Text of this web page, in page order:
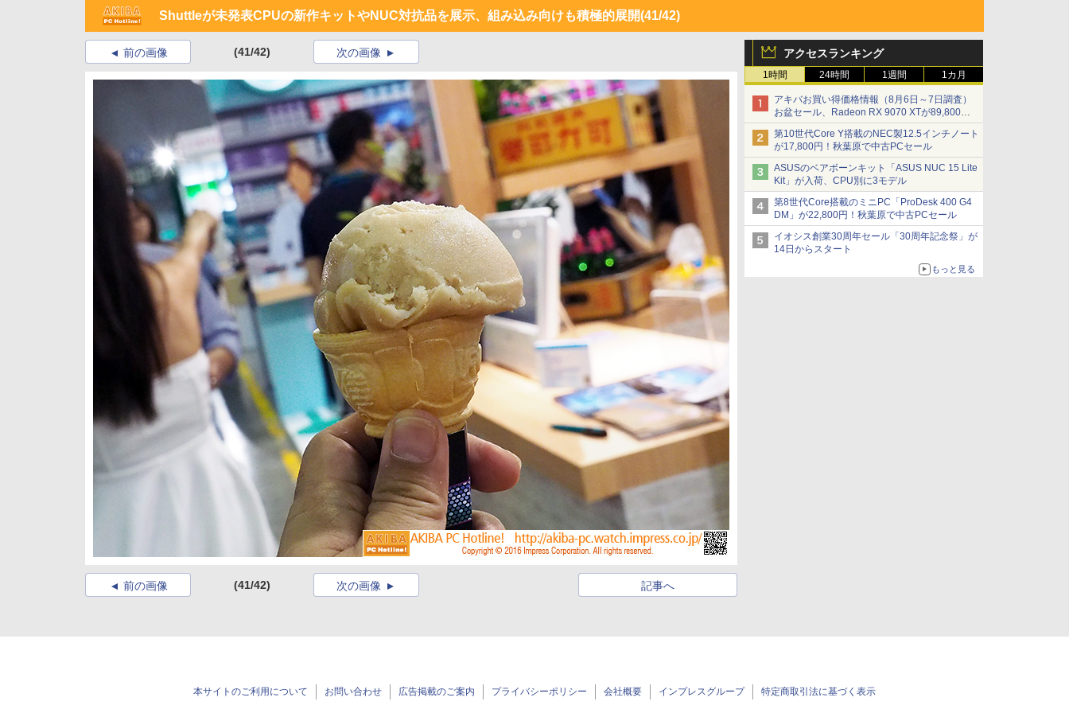
Shuttleが未発表CPUの新作キットやNUC対抗品を展示、組み込み向けも積極的展開(41/42)
アクセスランキング
1時間 24時間 1週間 1カ月
アキバお買い得価格情報（8月6日～7日調査）
お盆セール、Radeon RX 9070 XTが89,800
円、水平周波数24.8kHz対応の17型モニターが
9,801円、暑さ指数連動セール ほか
第10世代Core Y搭載のNEC製12.5インチノート
が17,800円！秋葉原で中古PCセール
ASUSのベアボーンキット「ASUS NUC 15 Lite
Kit」が入荷、CPU別に3モデル
第8世代Core搭載のミニPC「ProDesk 400 G4
DM」が22,800円！秋葉原で中古PCセール
イオシス創業30周年セール「30周年記念祭」が
14日からスタート
もっと見る
前の画像 (41/42) 次の画像
前の画像 (41/42) 記事へ
次の画像
本サイトのご利用について お問い合わせ 広告掲載のご案内 プライバシーポリシー 会社概要 インプレスグループ 特定商取引法に基づく表示